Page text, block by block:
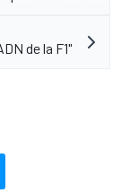
de la F1"